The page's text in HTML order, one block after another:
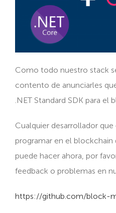
Como todo nuestro stack
contento de anunciarles
.NET Standard SDK para el
Cualquier desarrollador
programar en el
puede hacer ahora, por
feedback o problemas en
https://github.com/block-